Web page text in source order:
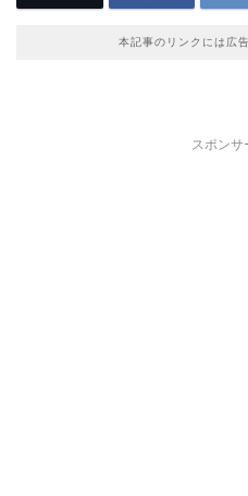
本記事のリンクには広
スポンサ